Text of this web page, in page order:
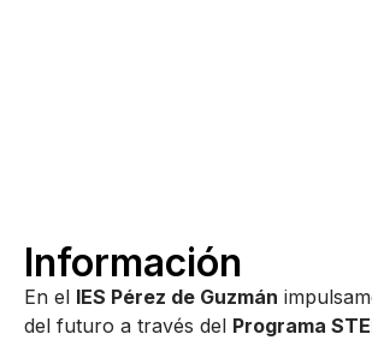
Información
En el IES Pérez de Guzmán
del futuro a través del Programa